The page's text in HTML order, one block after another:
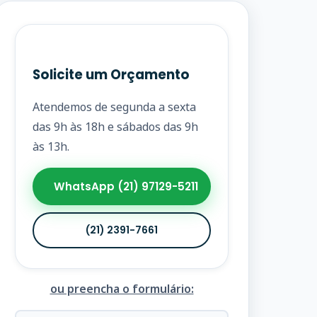
Solicite um Orçamento
Atendemos de segunda a sexta
das 9h às 18h e sábados das 9h
às 13h.
WhatsApp (21) 97129-5211
(21) 2391-7661
ou preencha o formulário: